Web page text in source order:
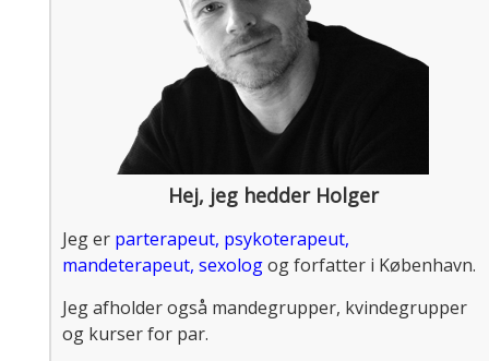
Hej, jeg hedder Holger
Jeg er parterapeut, psykoterapeut,
mandeterapeut, sexologog forfatter i København.
Jeg afholder også mandegrupper, kvindegrupper
og kurser for par.